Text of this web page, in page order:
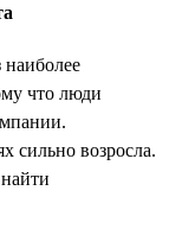
что люди
сильно возросла.